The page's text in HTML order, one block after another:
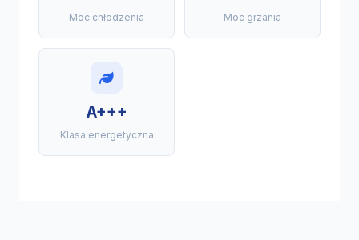
Moc chłodzenia Moc grzania
A+++
Klasa energetyczna